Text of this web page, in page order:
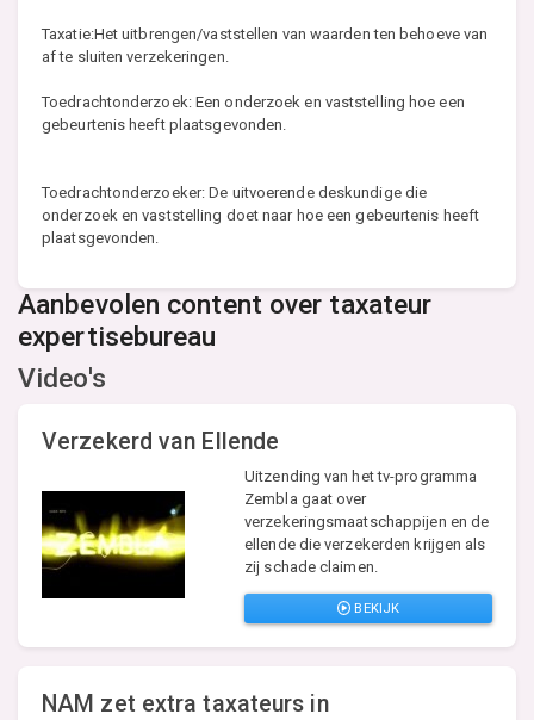
Taxatie:Het uitbrengen/vaststellen van waarden ten behoeve van
af te sluiten verzekeringen.
Toedrachtonderzoek: Een onderzoek en vaststelling hoe een
gebeurtenis heeft plaatsgevonden.
Toedrachtonderzoeker: De uitvoerende deskundige die
onderzoek en vaststelling doet naar hoe een gebeurtenis heeft
plaatsgevonden.
Aanbevolen content over taxateur
expertisebureau
Video's
Verzekerd van Ellende
Uitzending van het tv-programma
Zembla gaat over
verzekeringsmaatschappijen en de
ellende die verzekerden krijgen als
zij schade claimen.
BEKIJK
NAM zet extra taxateurs in